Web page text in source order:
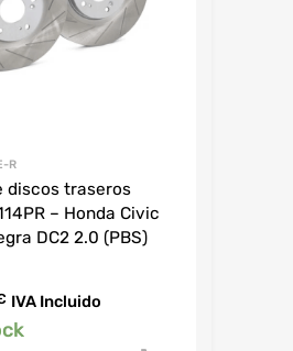
R
discos traseros
– Honda Civic
DC2 2.0 (PBS)
IVA Incluido